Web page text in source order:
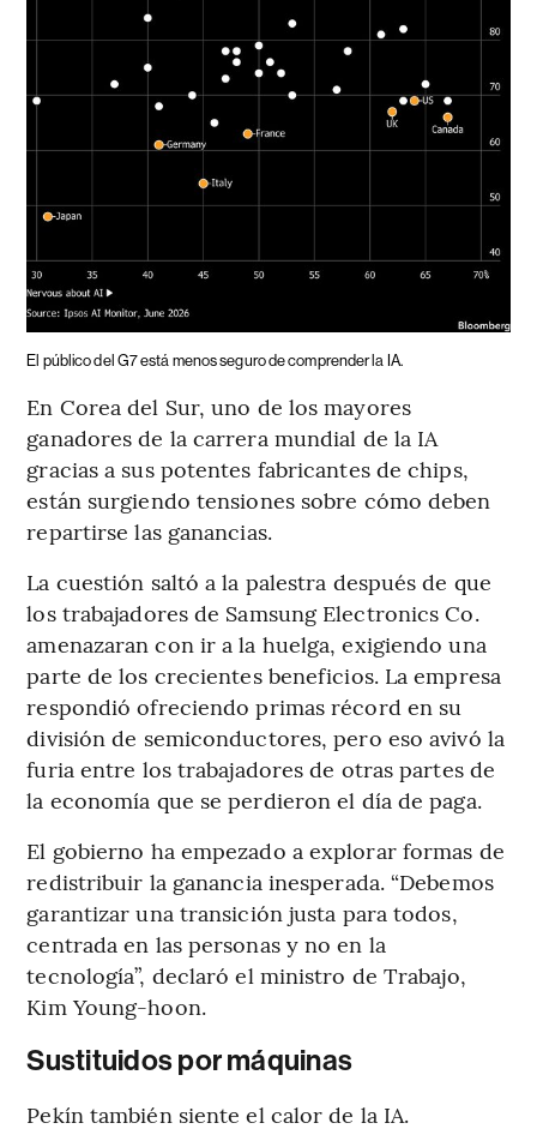
El público del G7 está menos seguro de comprender la IA.
En Corea del Sur, uno de los mayores
ganadores de la carrera mundial de la IA
gracias a sus potentes fabricantes de chips,
están surgiendo tensiones sobre cómo deben
repartirse las ganancias.
La cuestión saltó a la palestra después de que
los trabajadores de Samsung Electronics Co.
amenazaran con ir a la huelga, exigiendo una
parte de los crecientes beneficios. La empresa
respondió ofreciendo primas récord en su
división de semiconductores, pero eso avivó la
furia entre los trabajadores de otras partes de
la economía que se perdieron el día de paga.
El gobierno ha empezado a explorar formas de
redistribuir la ganancia inesperada. “Debemos
garantizar una transición justa para todos,
centrada en las personas y no en la
tecnología”, declaró el ministro de Trabajo,
Kim Young-hoon.
Sustituidos por máquinas
Pekín también siente el calor de la IA.